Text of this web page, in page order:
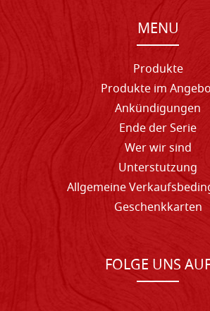
MENU
Produkte
Produkte im
Ankündigungen
Ende der Serie
Wer wir sind
Unterstutzung
Allgemeine
Geschenkkarten
FOLGE UNS